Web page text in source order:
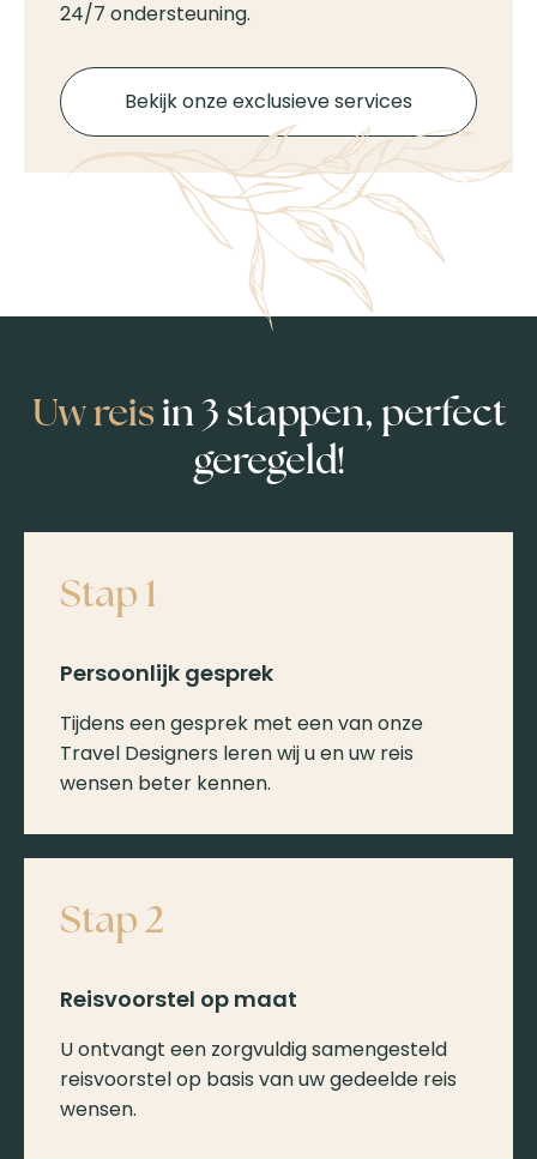
24/7 ondersteuning.
Bekijk onze exclusieve services
Uw reisin 3 stappen, perfect
geregeld!
Stap 1
Persoonlijk gesprek
Tijdens een gesprek met een van onze
Travel Designers leren wij u en uw reis
wensen beter kennen.
Stap 2
Reisvoorstel op maat
U ontvangt een zorgvuldig samengesteld
reisvoorstel op basis van uw gedeelde reis
wensen.